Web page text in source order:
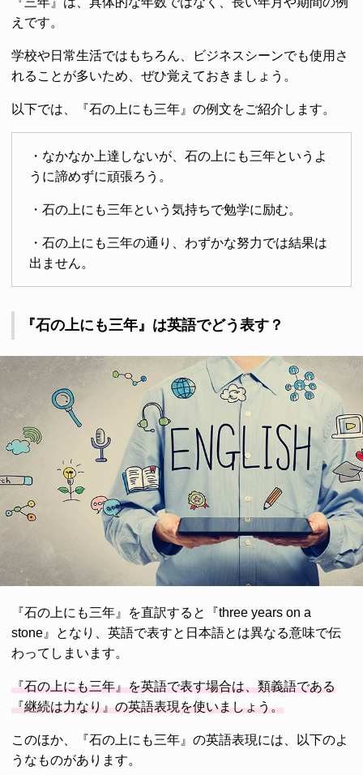
えです。
学校や日常生活ではもちろん、ビジネスシーンでも使用さ
れることが多いため、ぜひ覚えておきましょう。
以下では、『石の上にも三年』の例文をご紹介します。
・なかなか上達しないが、石の上にも三年というよ
うに諦めずに頑張ろう。
・石の上にも三年という気持ちで勉学に励む。
・石の上にも三年の通り、わずかな努力では結果は
出ません。
『石の上にも三年』は英語でどう表す？
『石の上にも三年』を直訳すると『three years on a
stone』となり、英語で表すと日本語とは異なる意味で伝
わってしまいます。
『石の上にも三年』を英語で表す場合は、類義語である
『継続は力なり』の英語表現を使いましょう。
このほか、『石の上にも三年』の英語表現には、以下のよ
うなものがあります。